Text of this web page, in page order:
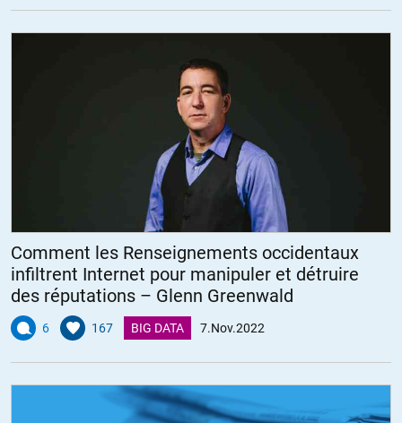
Comment les Renseignements occidentaux
infiltrent Internet pour manipuler et détruire
des réputations – Glenn Greenwald
6 167 BIG DATA 7.Nov.2022